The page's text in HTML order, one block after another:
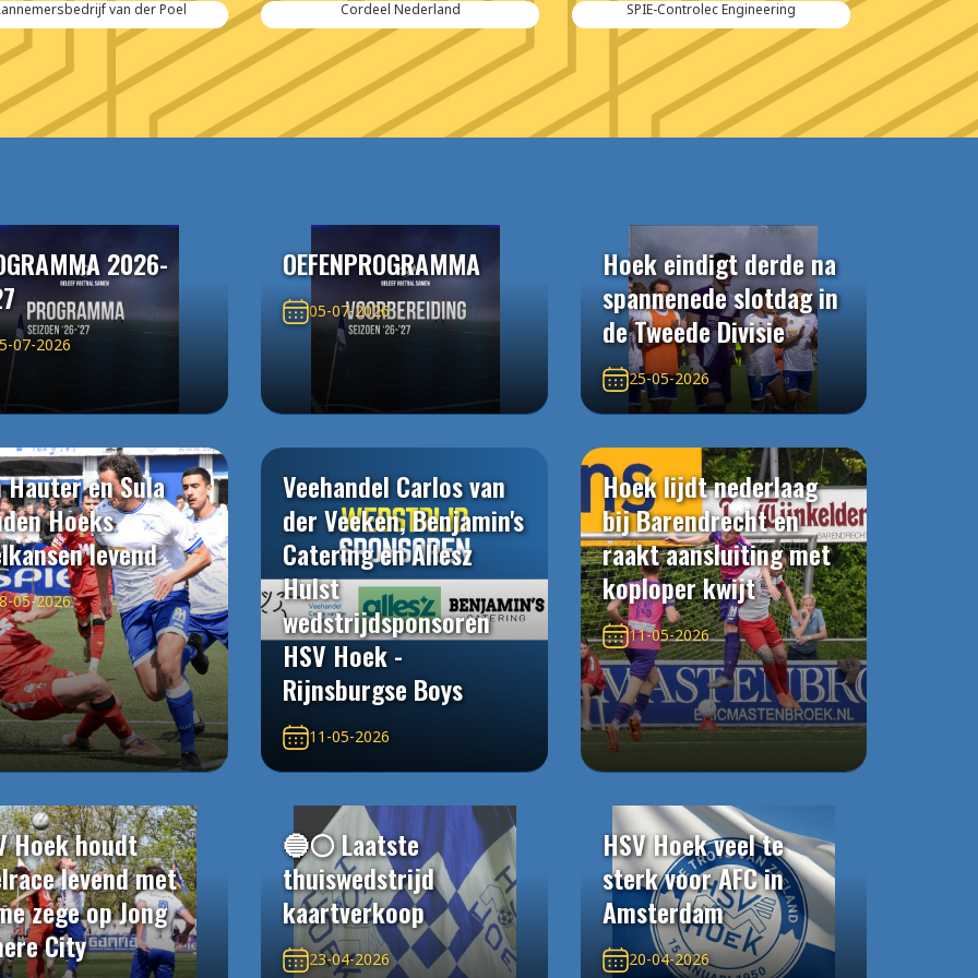
Cordeel Nederland SPIE-Controlec Engineering Kraker Trailers
2026-
07-2026
OEFENPROGRAMMA
05-07-2026
Hoek eindigt derde na
spannenede slotdag in
de Tweede Divisie
25-05-2026
Hauter en Sula
Hoeks
levend
05-2026
Veehandel Carlos van
der Veeken, Benjamin's
Catering en Allesz
Hulst
wedstrijdsponsoren
HSV Hoek -
Rijnsburgse Boys
11-05-2026
Hoek lijdt nederlaag
bij Barendrecht en
raakt aansluiting met
koploper kwijt
11-05-2026
Hoek houdt
levend met
zege op Jong
City
🔵⚪️ Laatste
thuiswedstrijd
kaartverkoop
23-04-2026
HSV Hoek veel te
sterk voor AFC in
Amsterdam
20-04-2026